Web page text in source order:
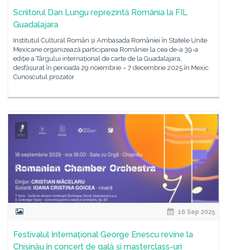
Scriitorul Dan Lungu reprezintă România la FIL
Guadalajara
Institutul Cultural Român și Ambasada României în Statele Unite
Mexicane organizează participarea României la cea de-a 39-a
ediție a Târgului internațional de carte de la Guadalajara,
desfășurat în perioada 29 noiembrie – 7 decembrie 2025 în Mexic.
Cunoscutul prozator
16 Sep 2025
Festivalul Internațional George Enescu revine la
Chișinău în concert de gală și masterclass-uri